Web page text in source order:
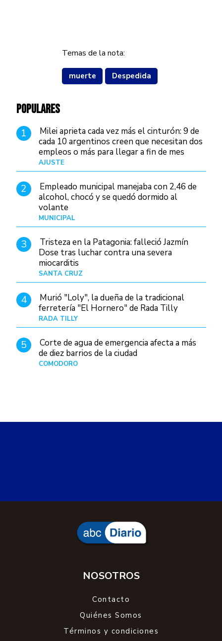
Temas de la nota:
muerte Despedida
POPULARES
1
Milei aprieta cada vez más el cinturón: 9 de
cada 10 argentinos creen que necesitan dos
empleos o más para llegar a fin de mes
AJUSTE
2
Empleado municipal manejaba con 2,46 de
alcohol, chocó y se quedó dormido al
volante
MUNICIPAL
3
Tristeza en la Patagonia: falleció Jazmín
Dose tras luchar contra una severa
miocarditis
SANTA CRUZ
4
Murió "Loly", la dueña de la tradicional
ferretería "El Hornero" de Rada Tilly
RADA TILLY
5
Corte de agua de emergencia afecta a más
de diez barrios de la ciudad
COMODORO
NOSOTROS
Contacto
Quiénes Somos
Términos y condiciones